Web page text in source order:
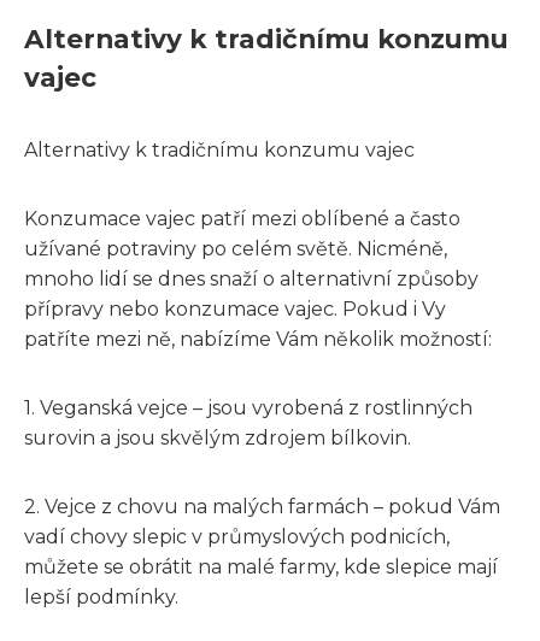
Alternativy k tradičnímu konzumu
vajec
Alternativy k tradičnímu konzumu vajec
Konzumace vajec patří mezi oblíbené a často
užívané potraviny po celém světě. Nicméně,
mnoho lidí se dnes snaží o alternativní způsoby
přípravy nebo konzumace vajec. Pokud i Vy
patříte mezi ně, nabízíme Vám několik možností:
1. Veganská vejce – jsou vyrobená z rostlinných
surovin a jsou skvělým zdrojem bílkovin.
2. Vejce z chovu na malých farmách – pokud Vám
vadí chovy slepic v průmyslových podnicích,
můžete se obrátit na malé farmy, kde slepice mají
lepší podmínky.